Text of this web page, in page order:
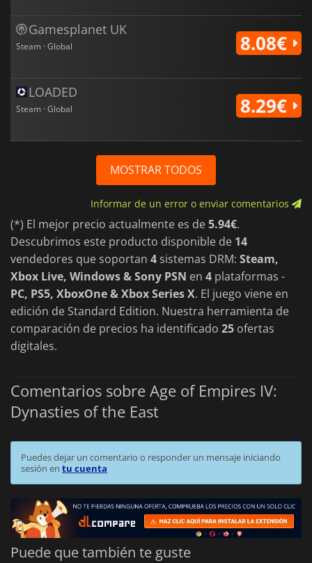
Gamesplanet UK
Steam · Global 8.08€
LOADED
Steam · Global 8.29€
MOSTRAR TODOS
Informar de un error o enviar comentarios
(*) El mejor precio actualmente es de5.94€.
Descubrimos este producto disponible de 14
vendedores que soportan 4 sistemas DRM: Steam,
Xbox Live, Windows & Sony PSN en 4 plataformas -
PC, PS5, XboxOne & Xbox Series X. El juego viene en
edición de Standard Edition. Nuestra herramienta de
comparación de precios ha identificado 25 ofertas
digitales.
Comentarios sobre Age of Empires IV:
Dynasties of the East
Puedes dejar un comentario o responder un mensaje iniciando
sesión en tu cuenta
Puede que también te guste